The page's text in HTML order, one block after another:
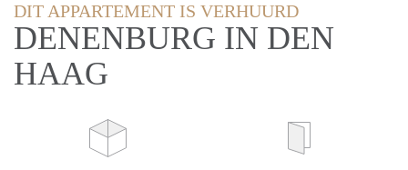
DIT APPARTEMENT IS VERHUURD
DENENBURG IN DEN
HAAG